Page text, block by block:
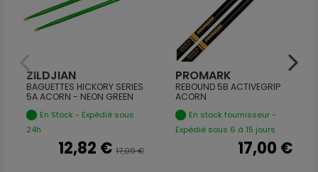
ZILDJIAN
BAGUETTES HICKORY SERIES
5A ACORN - NEON GREEN
En Stock - Expédié sous
24h
12,82 € 17,09 €
PROMARK
REBOUND 5B ACTIVEGRIP
ACORN
En stock fournisseur -
Expédié sous 6 à 15 jours
17,00 €